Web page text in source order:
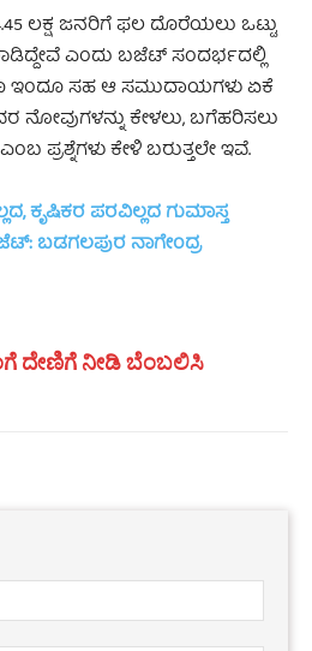
ಲಕ್ಷ ಜನರಿಗೆ ಫಲ ದೊರೆಯಲು ಒಟ್ಟು
ಎಂದು ಬಜೆಟ್ ಸಂದರ್ಭದಲ್ಲಿ
ಇಂದೂ ಸಹ ಆ ಸಮುದಾಯಗಳು ಏಕೆ
ಕೇಳಲು, ಬಗೆಹರಿಸಲು
ಪ್ರಶ್ನೆಗಳು ಕೇಳಿ ಬರುತ್ತಲೇ ಇವೆ.
ಕೃಷಿಕರ ಪರವಿಲ್ಲದ ಗುಮಾಸ್ತ
ಬಡಗಲಪುರ ನಾಗೇಂದ್ರ
ದೇಣಿಗೆ ನೀಡಿ ಬೆಂಬಲಿಸಿ